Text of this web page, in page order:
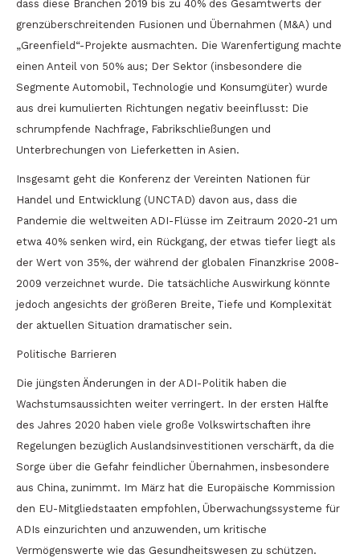
dass diese Branchen 2019 bis zu 40% des Gesamtwerts der
grenzüberschreitenden Fusionen und Übernahmen (M&A) und
„Greenfield“-Projekte ausmachten. Die Warenfertigung machte
einen Anteil von 50% aus; Der Sektor (insbesondere die
Segmente Automobil, Technologie und Konsumgüter) wurde
aus drei kumulierten Richtungen negativ beeinflusst: Die
schrumpfende Nachfrage, Fabrikschließungen und
Unterbrechungen von Lieferketten in Asien.
Insgesamt geht die Konferenz der Vereinten Nationen für
Handel und Entwicklung (UNCTAD) davon aus, dass die
Pandemie die weltweiten ADI-Flüsse im Zeitraum 2020-21 um
etwa 40% senken wird, ein Rückgang, der etwas tiefer liegt als
der Wert von 35%, der während der globalen Finanzkrise 2008-
2009 verzeichnet wurde. Die tatsächliche Auswirkung könnte
jedoch angesichts der größeren Breite, Tiefe und Komplexität
der aktuellen Situation dramatischer sein.
Politische Barrieren
Die jüngsten Änderungen in der ADI-Politik haben die
Wachstumsaussichten weiter verringert. In der ersten Hälfte
des Jahres 2020 haben viele große Volkswirtschaften ihre
Regelungen bezüglich Auslandsinvestitionen verschärft, da die
Sorge über die Gefahr feindlicher Übernahmen, insbesondere
aus China, zunimmt. Im März hat die Europäische Kommission
den EU-Mitgliedstaaten empfohlen, Überwachungssysteme für
ADIs einzurichten und anzuwenden, um kritische
Vermögenswerte wie das Gesundheitswesen zu schützen.